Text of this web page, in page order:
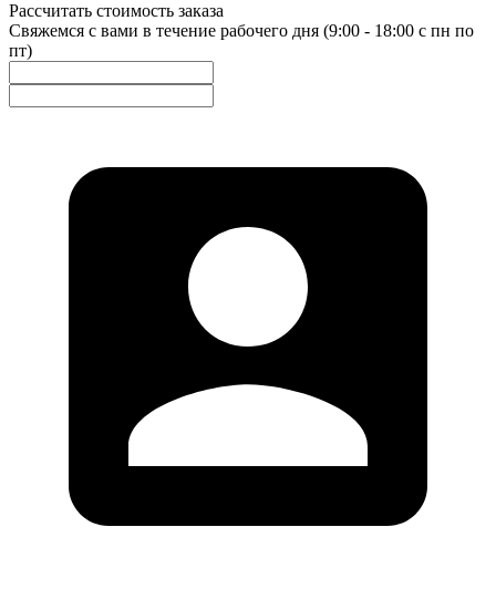
Рассчитать стоимость заказа
Свяжемся с вами в течение рабочего дня (9:00 - 18:00 с пн по
пт)